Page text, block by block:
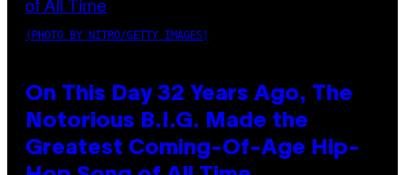
(PHOTO BY NITRO/GETTY IMAGES)
On This Day 32 Years Ago, The
Notorious B.I.G. Made the
Greatest Coming-Of-Age Hip-